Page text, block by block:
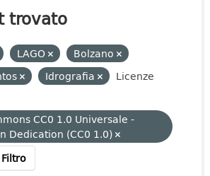
trovato
LAGO
Bolzano
Idrografia
Licenze
CC0 1.0 Universale -
Dedication (CC0 1.0)